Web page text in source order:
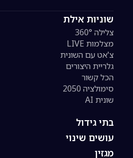
שוניות אילת
צלילה 360°
מצלמות LIVE
צ'אט עם השונית
גלריית היצורים
הכל קשור
סימולציה 2050
שונית AI
בתי גידול
עושים שינוי
מגזין